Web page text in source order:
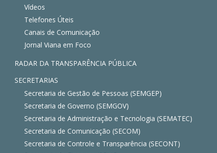
Vídeos
Telefones Úteis
Canais de Comunicação
Jornal Viana em Foco
RADAR DA TRANSPARÊNCIA PÚBLICA
SECRETARIAS
Secretaria de Gestão de Pessoas (SEMGEP)
Secretaria de Governo (SEMGOV)
Secretaria de Administração e Tecnologia (SEMATEC)
Secretaria de Comunicação (SECOM)
Secretaria de Controle e Transparência (SECONT)